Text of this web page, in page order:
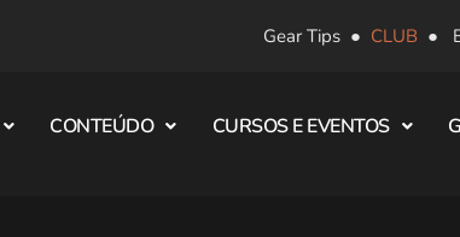
Gear Tips ● CLUB ●
CONTEÚDO CURSOS E EVENTOS